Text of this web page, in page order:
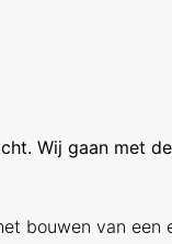
Wij gaan met
bouwen van een